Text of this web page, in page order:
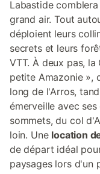
Labastide
grand air. Tout
déploient leurs
secrets et leurs
VTT. À deux pas, la
petite Amazonie »,
long de l'Arros,
émerveille avec
sommets, du col
loin. Une location
de départ idéal
paysages lors d'un